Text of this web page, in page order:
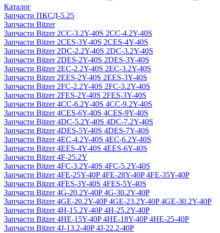
Каталог
Запчасти ПКСД-5.25
Запчасти Bitzer
Запчасти Bitzer 2CC-3.2Y-40S 2CC-4.2Y-40S
Запчасти Bitzer 2CES-3Y-40S 2CES-4Y-40S
Запчасти Bitzer 2DC-2.2Y-40S 2DC-3.2Y-40S
Запчасти Bitzer 2DES-2Y-40S 2DES-3Y-40S
Запчасти Bitzer 2EC-2.2Y-40S 2EC-3.2Y-40S
Запчасти Bitzer 2EES-2Y-40S 2EES-3Y-40S
Запчасти Bitzer 2FC-2.2Y-40S 2FC-3.2Y-40S
Запчасти Bitzer 2FES-2Y-40S 2FES-3Y-40S
Запчасти Bitzer 4CC-6.2Y-40S 4CC-9.2Y-40S
Запчасти Bitzer 4CES-6Y-40S 4CES-9Y-40S
Запчасти Bitzer 4DC-5.2Y-40S 4DC-7.2Y-40S
Запчасти Bitzer 4DES-5Y-40S 4DES-7Y-40S
Запчасти Bitzer 4EC-4.2Y-40S 4EC-6.2Y-40S
Запчасти Bitzer 4EES-4Y-40S 4EES-6Y-40S
Запчасти Bitzer 4F-25.2Y
Запчасти Bitzer 4FC-3.2Y-40S 4FC-5.2Y-40S
Запчасти Bitzer 4FE-25Y-40P 4FE-28Y-40P 4FE-35Y-40P
Запчасти Bitzer 4FES-3Y-40S 4FES-5Y-40S
Запчасти Bitzer 4G-20.2Y-40P 4G-30.2Y-40P
Запчасти Bitzer 4GE-20.2Y-40P 4GE-23.2Y-40P 4GE-30.2Y-40P
Запчасти Bitzer 4H-15.2Y-40P 4H-25.2Y-40P
Запчасти Bitzer 4HE-15Y-40P 4HE-18Y-40P 4HE-25-40P
Запчасти Bitzer 4J‐13.2-40P 4J‐22.2-40P